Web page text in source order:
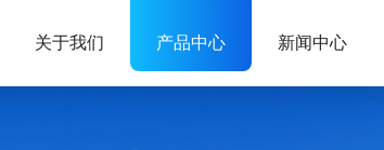
关于我们 产品中心 新闻中心